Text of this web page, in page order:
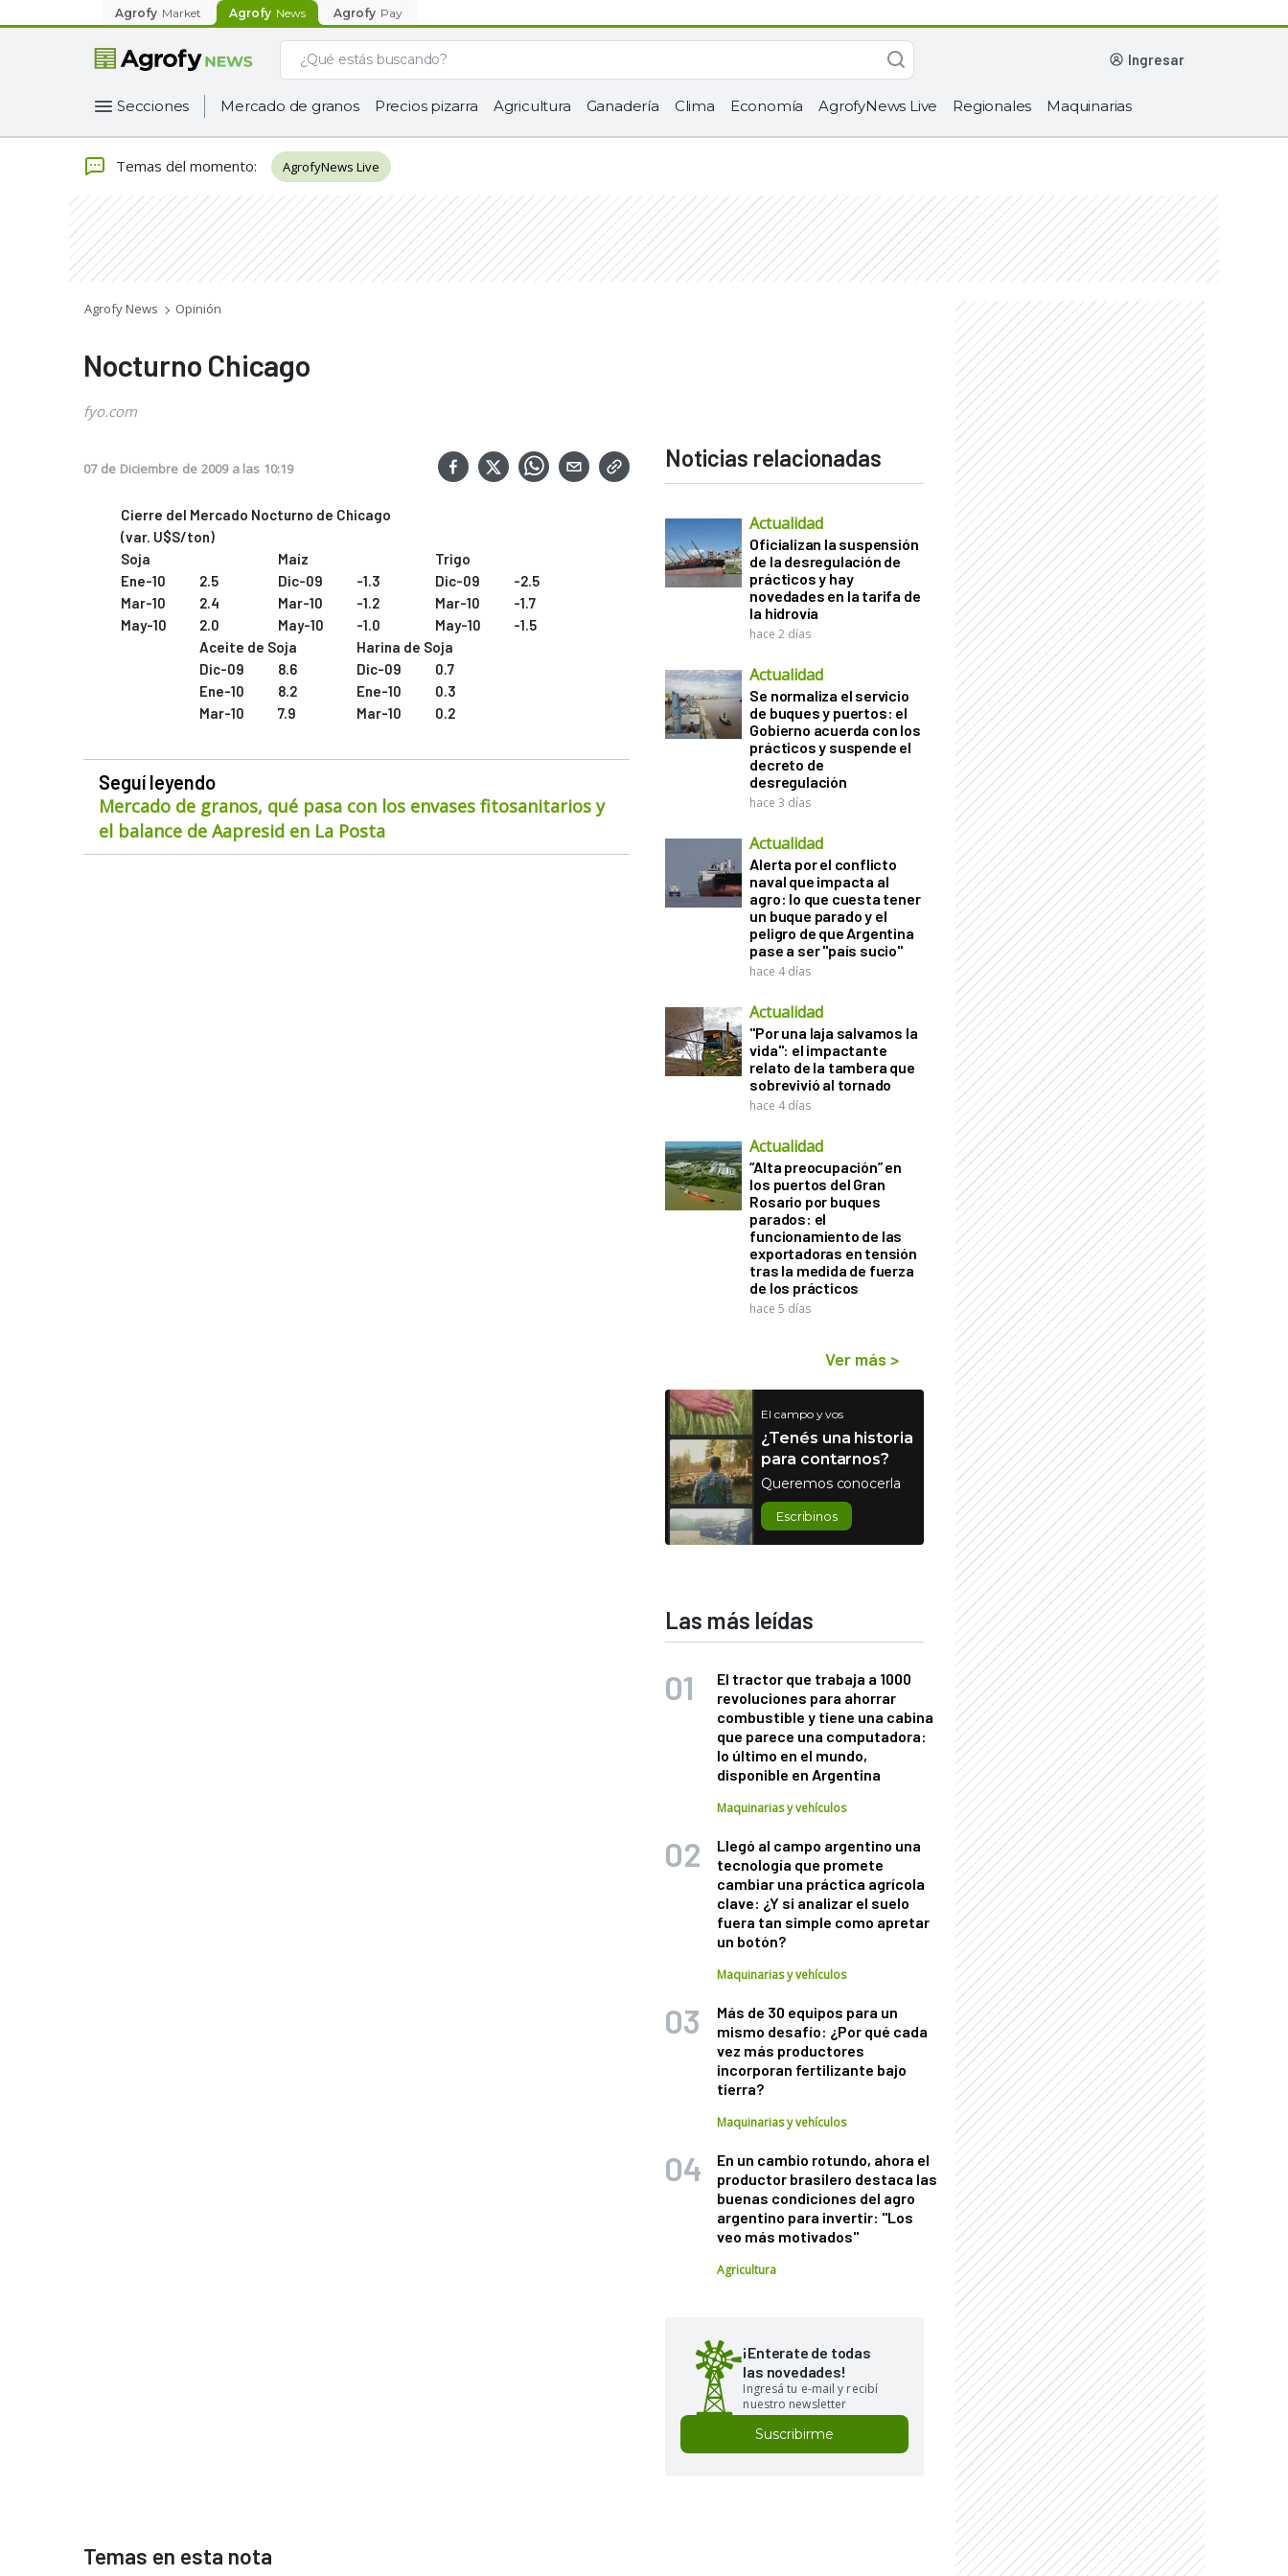
Agrofy Market Agrofy News Agrofy Pay
ingresar
Secciones Mercado de granos Precios pizarra Agricultura Ganadería Clima Economía AgrofyNews Live Regionales Maquinarias
Temas del momento: AgrofyNews Live
Agrofy News Opinión
Nocturno Chicago
fyo.com
07 de Diciembre de 2009 a las 10:19
Cierre del Mercado Nocturno de Chicago
(var. U$S/ton)
Soja
Maíz
Trigo
Ene-10
2.5 Dic-09 -1.3 Dic-09
-2.5
Mar-10
2.4 Mar-10 -1.2 Mar-10
-1.7
May-10
2.0 May-10 -1.0 May-10
-1.5
Aceite de Soja
Harina de Soja
Dic-09
8.6 Dic-09
0.7
Ene-10
8.2 Ene-10
0.3
Mar-10
7.9 Mar-10 0.2
Seguí leyendo
Mercado de granos, qué pasa con los envases fitosanitarios y
el balance de Aapresid en La Posta
Noticias relacionadas
Actualidad
Oficializan la suspensión
de la desregulación de
prácticos y hay
novedades en la tarifa de
la hidrovía
hace 2 días
Actualidad
Se normaliza el servicio
de buques y puertos: el
Gobierno acuerda con los
prácticos y suspende el
decreto de
desregulación
hace 3 días
Actualidad
Alerta por el conflicto
naval que impacta al
agro: lo que cuesta tener
un buque parado y el
peligro de que Argentina
pase a ser "país sucio"
hace 4 días
Actualidad
"Por una laja salvamos la
vida": el impactante
relato de la tambera que
sobrevivió al tornado
hace 4 días
Actualidad
“Alta preocupación” en
los puertos del Gran
Rosario por buques
parados: el
funcionamiento de las
exportadoras en tensión
tras la medida de fuerza
de los prácticos
hace 5 días
Ver más >
El campo y vos
¿Tenés una historia
para contarnos?
Queremos conocerla
Escribinos
Las más leídas
El tractor que trabaja a 1000
revoluciones para ahorrar
combustible y tiene una cabina
que parece una computadora:
lo último en el mundo,
disponible en Argentina
Maquinarias y vehículos
Llegó al campo argentino una
tecnología que promete
cambiar una práctica agrícola
clave: ¿Y si analizar el suelo
fuera tan simple como apretar
un botón?
Maquinarias y vehículos
Más de 30 equipos para un
mismo desafío: ¿Por qué cada
vez más productores
incorporan fertilizante bajo
tierra?
Maquinarias y vehículos
En un cambio rotundo, ahora el
productor brasilero destaca las
buenas condiciones del agro
argentino para invertir: "Los
veo más motivados"
Agricultura
¡Enterate de todas
las novedades!
Ingresá tu e-mail y recibí
nuestro newsletter
Suscribirme
Temas en esta nota